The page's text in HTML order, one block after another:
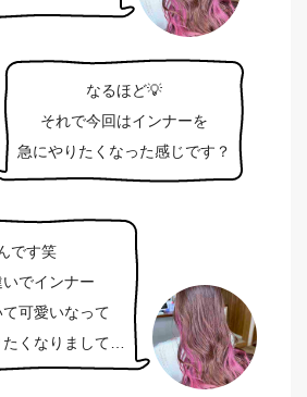
なるほど💡
それで今回はインナーを
急にやりたくなった感じです？
です笑
でインナー
可愛いなって
くなりまして…